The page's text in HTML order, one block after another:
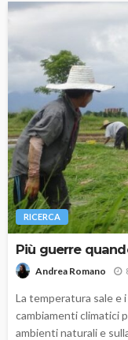
RICERCA
Più guerre
Andrea Romano
La temperatura sale e
cambiamenti climatici
ambienti naturali e